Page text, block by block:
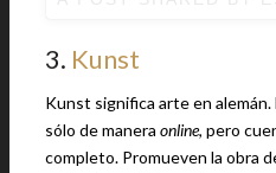
3. Kunst
Kunst significa arte en
sólo de manera online, pero
completo. Promueven la obra